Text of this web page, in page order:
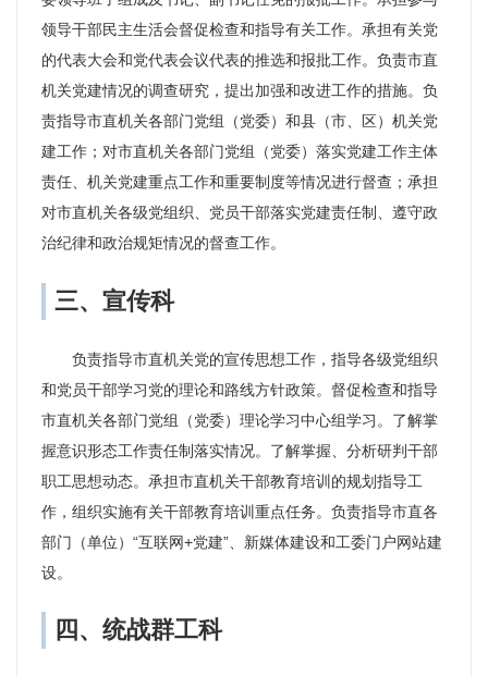
领导干部民主生活会督促检查和指导有关工作。承担有关党
的代表大会和党代表会议代表的推选和报批工作。负责市直
机关党建情况的调查研究，提出加强和改进工作的措施。负
责指导市直机关各部门党组（党委）和县（市、区）机关党
建工作；对市直机关各部门党组（党委）落实党建工作主体
责任、机关党建重点工作和重要制度等情况进行督查；承担
对市直机关各级党组织、党员干部落实党建责任制、遵守政
治纪律和政治规矩情况的督查工作。
三、宣传科
负责指导市直机关党的宣传思想工作，指导各级党组织
和党员干部学习党的理论和路线方针政策。督促检查和指导
市直机关各部门党组（党委）理论学习中心组学习。了解掌
握意识形态工作责任制落实情况。了解掌握、分析研判干部
职工思想动态。承担市直机关干部教育培训的规划指导工
作，组织实施有关干部教育培训重点任务。负责指导市直各
部门（单位）“互联网+党建”、新媒体建设和工委门户网站建
设。
四、统战群工科